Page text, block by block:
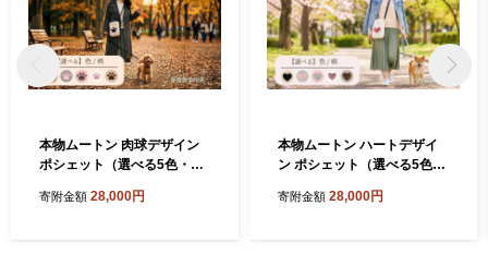
本物ムートン 肉球デザイン
ポシェット（選べる5色・内
ンバッグ ショルダーバッグ
寄附金額 28,000円
本物ムートン ハートデザイ
ン ポシェット（選べる5色・
トンバッグ ショルダーバッ
寄附金額 28,000円